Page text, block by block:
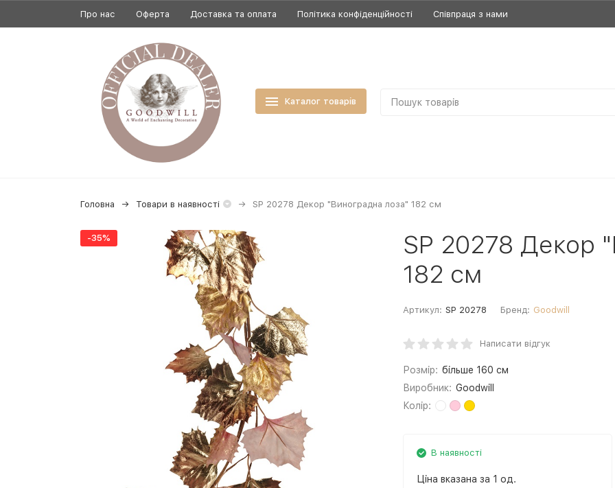
Про нас Оферта Доставка та оплата Політика конфіденційності Співпраця з нами
Каталог товарів
Головна Товари в наявності SP 20278 Декор "Виноградна лоза" 182 см
-35%
SP 20278 Декор
182 см
Артикул: SP 20278 Бренд: Goodwill
Написати відгук
Розмір: більше 160 см
Виробник: Goodwill
Колір:
В наявності
Ціна вказана за 1 од.